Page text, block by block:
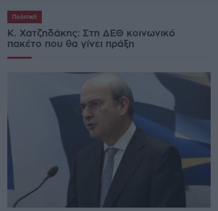
Πολιτική
Κ. Χατζηδάκης: Στη ΔΕΘ κοινωνικό
πακέτο που θα γίνει πράξη